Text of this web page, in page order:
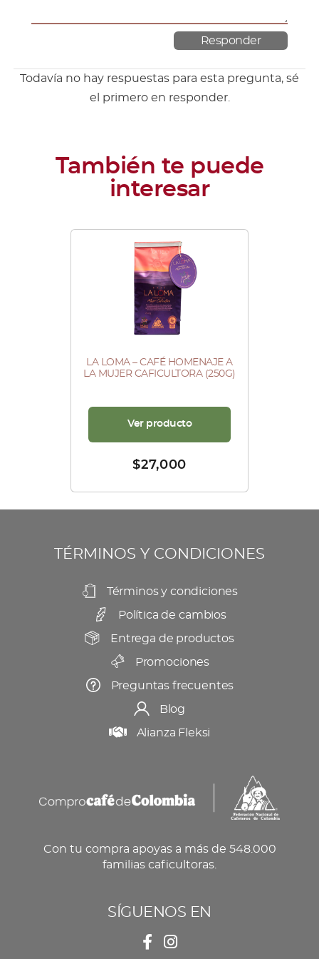
Todavía no hay respuestas para esta pregunta, sé
el primero en responder.
LA LOMA – CAFÉ HOMENAJE A
LA MUJER CAFICULTORA (250G)
$27,000
Ver producto
TÉRMINOS Y CONDICIONES
Términos y condiciones
Política de cambios
Entrega de productos
Promociones
Preguntas frecuentes
Blog
Alianza Fleksi
Con tu compra apoyas a más de 548.000
familias caficultoras.
SÍGUENOS EN